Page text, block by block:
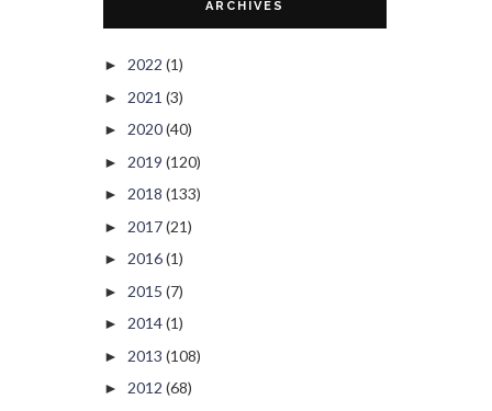
ARCHIVES
► 2022 (1)
► 2021 (3)
► 2020(40)
► 2019 (120)
► 2018 (133)
► 2017(21)
► 2016(1)
► 2015 (7)
► 2014(1)
► 2013 (108)
► 2012 (68)